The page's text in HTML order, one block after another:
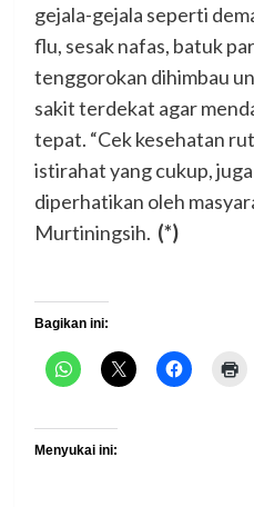
gejala-gejala seperti
flu, sesak nafas, batuk
tenggorokan dihimbau
sakit terdekat agar
tepat. “Cek kesehatan
istirahat yang cukup,
diperhatikan oleh
Murtiningsih. (*)
Bagikan ini:
Menyukai ini: